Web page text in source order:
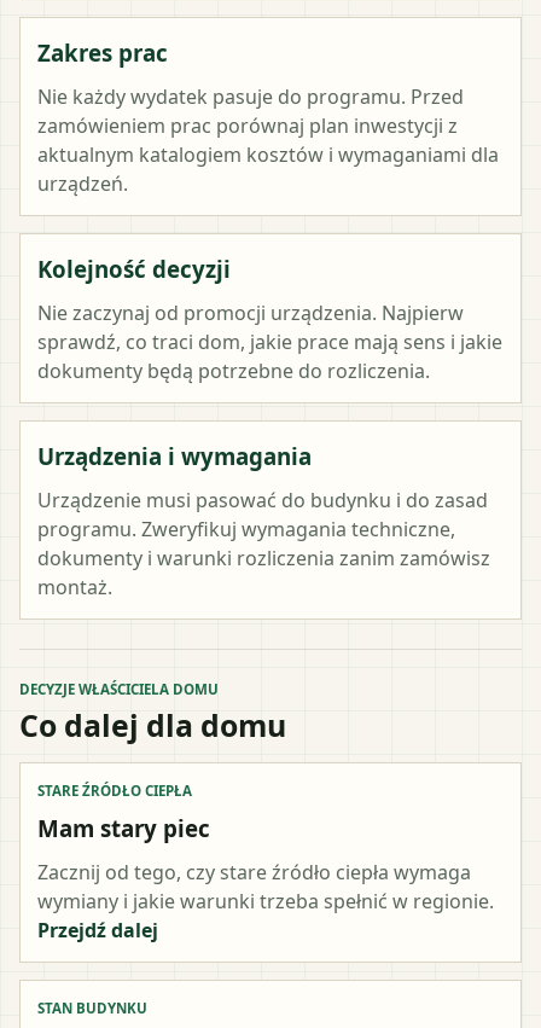
Zakres prac
Nie każdy wydatek pasuje do programu. Przed
zamówieniem prac porównaj plan inwestycji z
aktualnym katalogiem kosztów i wymaganiami dla
urządzeń.
Kolejność decyzji
Nie zaczynaj od promocji urządzenia. Najpierw
sprawdź, co traci dom, jakie prace mają sens i jakie
dokumenty będą potrzebne do rozliczenia.
Urządzenia i wymagania
Urządzenie musi pasować do budynku i do zasad
programu. Zweryfikuj wymagania techniczne,
dokumenty i warunki rozliczenia zanim zamówisz
montaż.
DECYZJE WŁAŚCICIELA DOMU
Co dalej dla domu
STARE ŹRÓDŁO CIEPŁA
Mam stary piec
Zacznij od tego, czy stare źródło ciepła wymaga
wymiany i jakie warunki trzeba spełnić w regionie.
Przejdź dalej
STAN BUDYNKU